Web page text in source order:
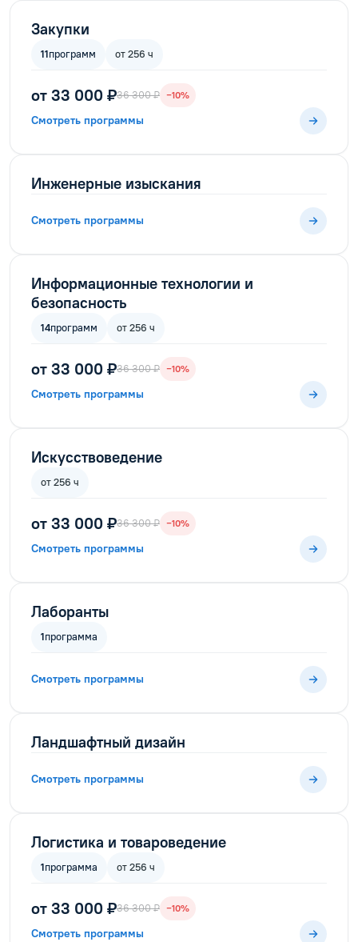
Закупки
11программ от 256 ч
от 33 000 ₽36 300 ₽ −10%
Смотреть программы
Инженерные изыскания
Смотреть программы
Информационные технологии и
безопасность
14программ от 256 ч
от 33 000 ₽36 300 ₽ −10%
Смотреть программы
Искусствоведение
от 256 ч
от 33 000 ₽36 300 ₽ −10%
Смотреть программы
Лаборанты
1программа
Смотреть программы
Ландшафтный дизайн
Смотреть программы
Логистика и товароведение
1программа от 256 ч
от 33 000 ₽36 300 ₽ −10%
Смотреть программы